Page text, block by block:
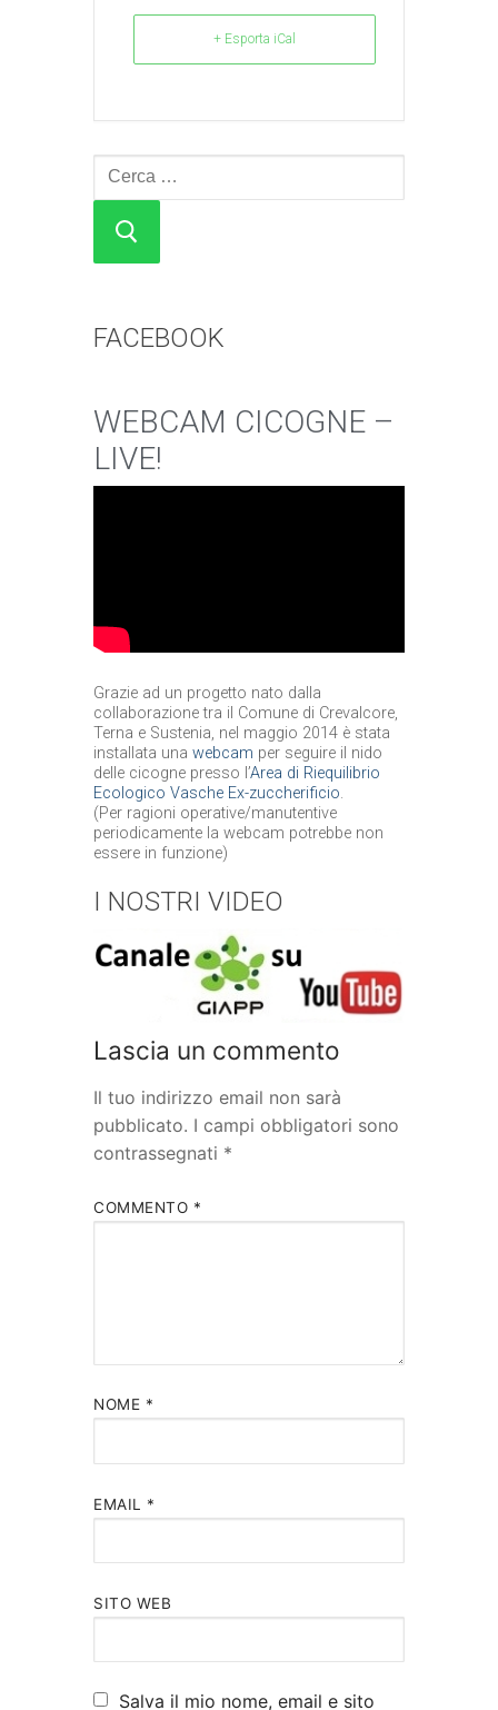
+ Esporta iCal
Cerca:
FACEBOOK
WEBCAM CICOGNE –
LIVE!
Grazie ad un progetto nato dalla
collaborazione tra il Comune di Crevalcore,
Terna e Sustenia, nel maggio 2014 è stata
installata una webcam per seguire il nido
delle cicogne presso l’Area di Riequilibrio
Ecologico Vasche Ex-zuccherificio.
(Per ragioni operative/manutentive
periodicamente la webcam potrebbe non
essere in funzione)
I NOSTRI VIDEO
Lascia un commento
Il tuo indirizzo email non sarà
pubblicato. I campi obbligatori sono
contrassegnati *
COMMENTO *
NOME *
EMAIL *
SITO WEB
Salva il mio nome, email e sito